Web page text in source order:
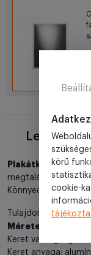
Leírás
Plakátkeret falra,
megtalálható a
Könnyedén
Tulajdonságok:
Mérete: A1
Keret vastagsága:
Keret anyaga:
körű
cookie-